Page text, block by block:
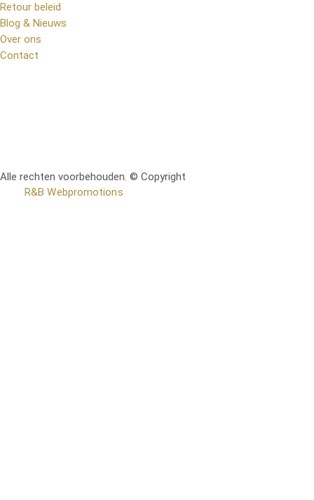
Retour beleid
Blog & Nieuws
Over ons
Contact
Alle rechten voorbehouden. © Copyright
R&B Webpromotions